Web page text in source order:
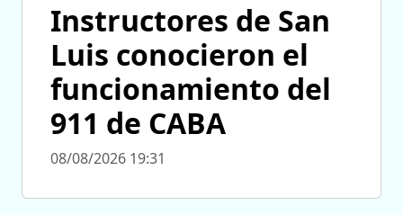
Instructores de San
Luis conocieron el
funcionamiento del
911 de CABA
08/08/2026 19:31